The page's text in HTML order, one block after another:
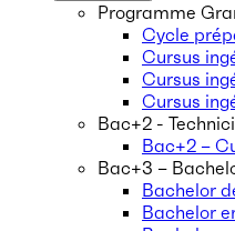
Programme
Cycle
Cursus
Cursus
Cursus
Bac+2 -
Bac+2 –
Bac+3 –
Bachelor
Bachelor